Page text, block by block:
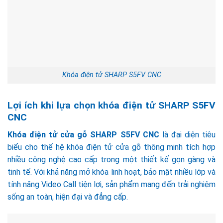
Khóa điện tử SHARP S5FV CNC
Lợi ích khi lựa chọn khóa điện tử SHARP S5FV
CNC
Khóa điện tử cửa gỗ SHARP S5FV CNC là đại diện tiêu
biểu cho thế hệ khóa điện tử cửa gỗ thông minh tích hợp
nhiều công nghệ cao cấp trong một thiết kế gọn gàng và
tinh tế. Với khả năng mở khóa linh hoạt, bảo mật nhiều lớp và
tính năng Video Call tiện lợi, sản phẩm mang đến trải nghiệm
sống an toàn, hiện đại và đẳng cấp.